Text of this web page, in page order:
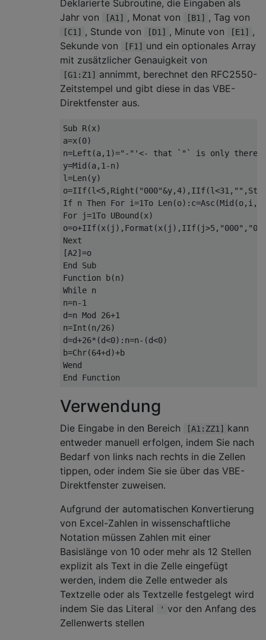
Deklarierte Subroutine, die Eingaben als
Jahr von
[A1] , Monat von [B1] , Tag von
[C1] , Stunde von [D1] , Minute von [E1]
,
Sekunde von
[F1]
und ein optionales Array
mit zusätzlicher Genauigkeit von
[G1:Z1]
annimmt, berechnet den RFC2550-
Zeitstempel und gibt diese in das VBE-
Direktfenster aus.
Sub R(x)
a=x(0)
n=Left (a, 1 )="-" '<- that `"` is only there
y=Mid (a, 1 -n)
l=Len (y)
o=IIf(l<5, Right ( "000"&y,4), IIf(l<31 , "" ,
If n Then For i=1To Len (o): c=Asc (Mid (o, i ,
For j=1To UBound (x)
o=o+IIf(x( j ), Format (x( j ), IIf( j>5, "000" ,
Next
[A2] =
End
Sub
Function b(n)
While n
n=n-1
d=n Mod 26+1
n=Int (n/26)
d=d+26*(d<0): n=n-(d<0)
b=Chr(64+d )+
Wend
End
Function
Verwendung
Die Eingabe in den Bereich [A1:ZZ1]
kann
entweder manuell erfolgen, indem Sie nach
Bedarf von links nach rechts in die Zellen
tippen, oder indem Sie sie über das VBE-
Direktfenster zuweisen.
Aufgrund der automatischen Konvertierung
von Excel-Zahlen in wissenschaftliche
Notation müssen Zahlen mit einer
Basislänge von 10 oder mehr als 12 Stellen
explizit als Text in die Zelle eingefügt
werden, indem die Zelle entweder als
Textzelle oder als Textzelle festgelegt wird
indem Sie das Literal
' vor den Anfang des
Zellenwerts stellen